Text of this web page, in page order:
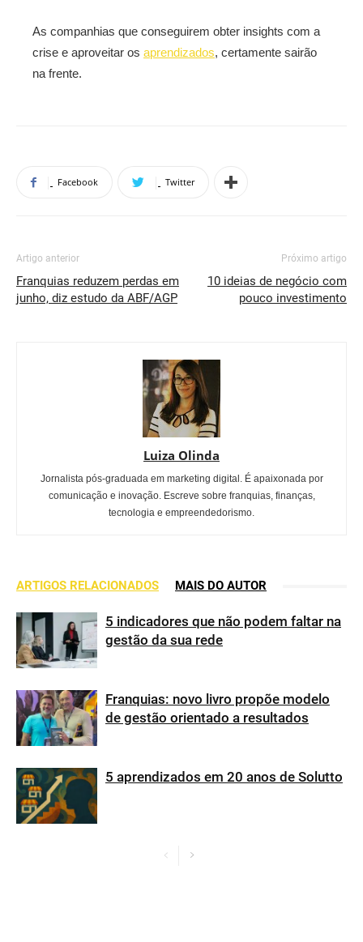
As companhias que conseguirem obter insights com a
crise e aproveitar os aprendizados, certamente sairão
na frente.
Facebook Twitter
Artigo anterior
Franquias reduzem perdas em
junho, diz estudo da ABF/AGP
Próximo artigo
10 ideias de negócio com
pouco investimento
Luiza Olinda
Jornalista pós-graduada em marketing digital. É apaixonada por
comunicação e inovação. Escreve sobre franquias, finanças,
tecnologia e empreendedorismo.
ARTIGOS RELACIONADOS MAIS DO AUTOR
5 indicadores que não podem faltar na
gestão da sua rede
Franquias: novo livro propõe modelo
de gestão orientado a resultados
5 aprendizados em 20 anos de Solutto